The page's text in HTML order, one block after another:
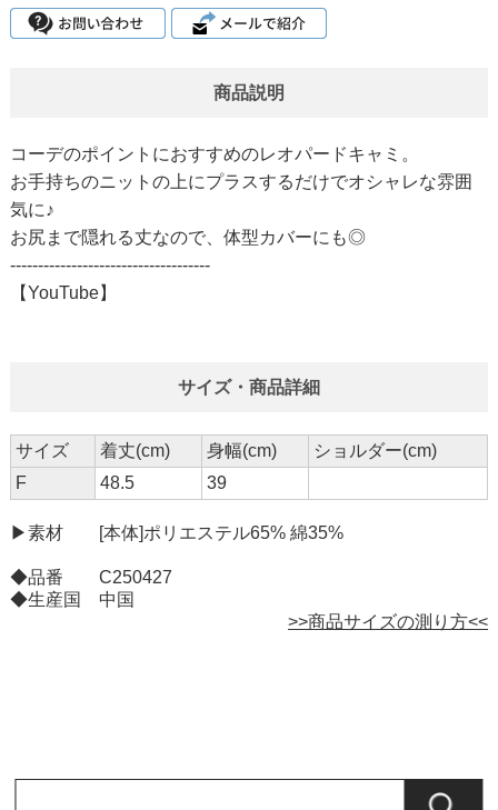
商品説明
コーデのポイントにおすすめのレオパードキャミ。
お手持ちのニットの上にプラスするだけでオシャレな雰囲
気に♪
お尻まで隠れる丈なので、体型カバーにも◎
------------------------------------
【YouTube】
サイズ・商品詳細
サイズ 着丈(cm) 身幅(cm)
ショルダー(cm)
F
48.5 39
▶素材 [本体]ポリエステル65% 綿35%
◆品番 C250427
◆生産国 中国
>>商品サイズの測り方<<